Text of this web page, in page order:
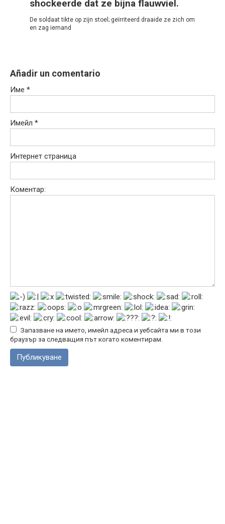
shockeerde dat ze bijna flauwviel.
De soldaat tikte op zijn stoel; geïrriteerd draaide ze zich om
en zag iemand
Añadir un comentario
Име *
Имейл *
Интернет страница
Коментар:
Запазване на името, имейл адреса и уебсайта ми в този
браузър за следващия път когато коментирам.